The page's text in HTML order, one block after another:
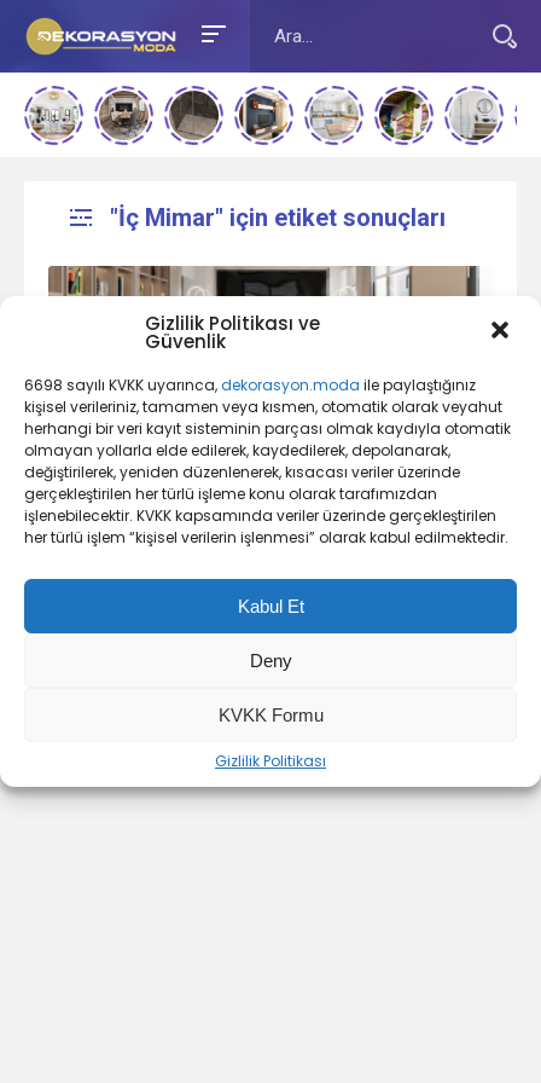
Gizlilik Politikası ve
Güvenlik
6698 sayılı KVKK uyarınca,dekorasyon.moda ile paylaştığınız
kişisel verileriniz, tamamen veya kısmen, otomatik olarak veyahut
herhangi bir veri kayıt sisteminin parçası olmak kaydıyla otomatik
olmayan yollarla elde edilerek, kaydedilerek, depolanarak,
değiştirilerek, yeniden düzenlenerek, kısacası veriler üzerinde
gerçekleştirilen her türlü işleme konu olarak tarafımızdan
işlenebilecektir. KVKK kapsamında veriler üzerinde gerçekleştirilen
her türlü işlem “kişisel verilerin işlenmesi” olarak kabul edilmektedir.
Kabul Et
Deny
KVKK Formu
Gizlilik Politikası
"İç Mimar" için etiket sonuçları
Diğer Yaşam Alanları Nelerdir, Nasıl
Dekorasyon Yapılır?